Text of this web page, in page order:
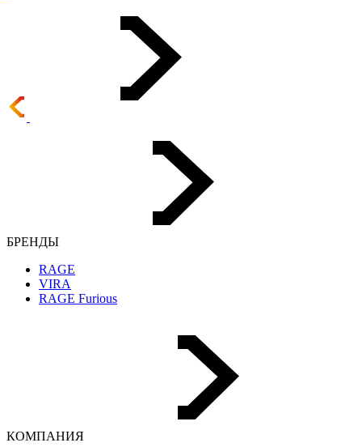
БРЕНДЫ
RAGE
VIRA
RAGE Furious
КОМПАНИЯ